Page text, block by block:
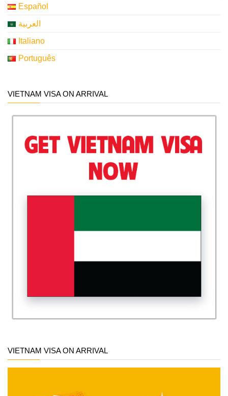
Español
العربية
Italiano
Português
VIETNAM VISA ON ARRIVAL
VIETNAM VISA ON ARRIVAL